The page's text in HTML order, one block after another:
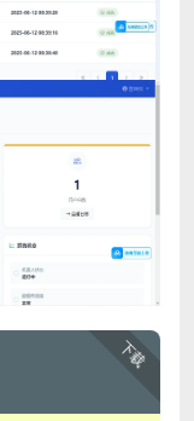
下载